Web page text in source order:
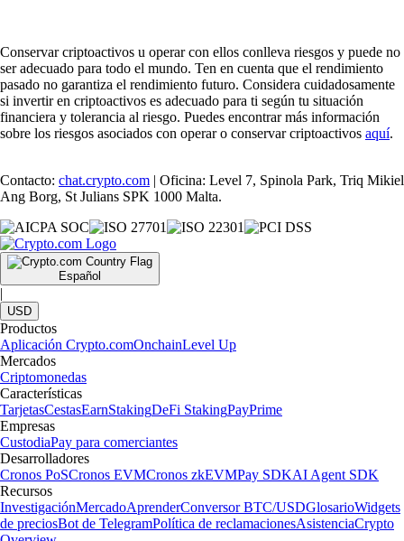
Conservar criptoactivos u operar con ellos conlleva riesgos y puede no
ser adecuado para todo el mundo. Ten en cuenta que el rendimiento
pasado no garantiza el rendimiento futuro. Considera cuidadosamente
si invertir en criptoactivos es adecuado para ti según tu situación
financiera y tolerancia al riesgo. Puedes encontrar más información
sobre los riesgos asociados con operar o conservar criptoactivos aquí.
Contacto: chat.crypto.com | Oficina: Level 7, Spinola Park, Triq Mikiel
Ang Borg, St Julians SPK 1000 Malta.
Español
|
USD
Productos
Aplicación Crypto.comOnchainLevel Up
Mercados
Criptomonedas
Características
TarjetasCestasEarnStakingDeFi StakingPayPrime
Empresas
CustodiaPay para comerciantes
Desarrolladores
Cronos PoSCronos EVMCronos zkEVMPay SDKAI Agent SDK
Recursos
InvestigaciónMercadoAprenderConversor BTC/USDGlosarioWidgets
de preciosBot de TelegramPolítica de reclamacionesAsistenciaCrypto